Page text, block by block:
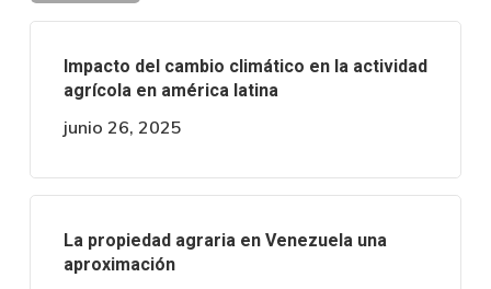
Impacto del cambio climático en la actividad
agrícola en américa latina
junio 26, 2025
La propiedad agraria en Venezuela una
aproximación